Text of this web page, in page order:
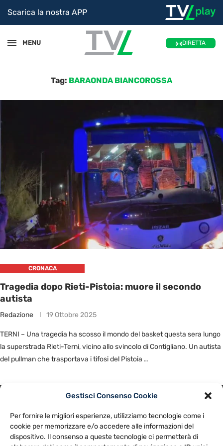
Gestisci Consenso Cookie
Per fornire le migliori esperienze, utilizziamo tecnologie come i
cookie per memorizzare e/o accedere alle informazioni del
dispositivo. Il consenso a queste tecnologie ci permetterà di
Scarica la nostra APP
MENU DIRETTA
Tag: BARAONDA BIANCOROSSA
CRONACA
Tragedia dopo Rieti-Pistoia: muore il secondo
autista
Redazione 19 Ottobre 2025
TERNI – Una tragedia ha scosso il mondo del basket questa sera lungo
la superstrada Rieti-Terni, vicino allo svincolo di Contigliano. Un autista
del pullman che trasportava i tifosi del Pistoia …
NOTE LEGALI
CONTATTACI PREFERENZE